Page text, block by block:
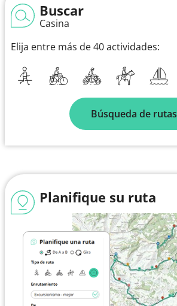
Buscar
Casina
Elija entre más de 40 actividades:
Búsqueda de rutas
Planifique su ruta